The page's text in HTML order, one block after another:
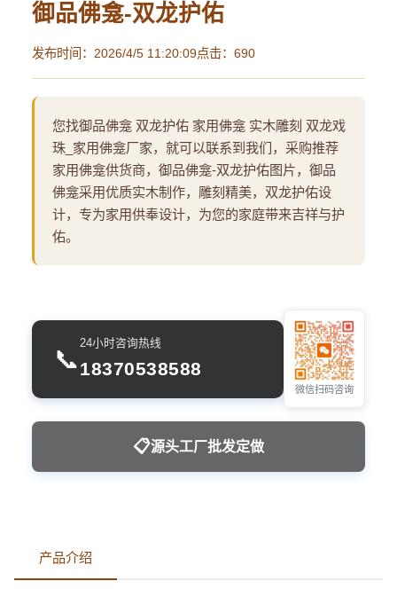
御品佛龛-双龙护佑
发布时间：2026/4/5 11:20:09点击：690
您找御品佛龛 双龙护佑 家用佛龛 实木雕刻 双龙戏
珠_家用佛龛厂家，就可以联系到我们，采购推荐
家用佛龛供货商，御品佛龛-双龙护佑图片，御品
佛龛采用优质实木制作，雕刻精美，双龙护佑设
计，专为家用供奉设计，为您的家庭带来吉祥与护
佑。
📞
24小时咨询热线
18370538588
微信扫码咨询
📋源头工厂批发定做
产品介绍